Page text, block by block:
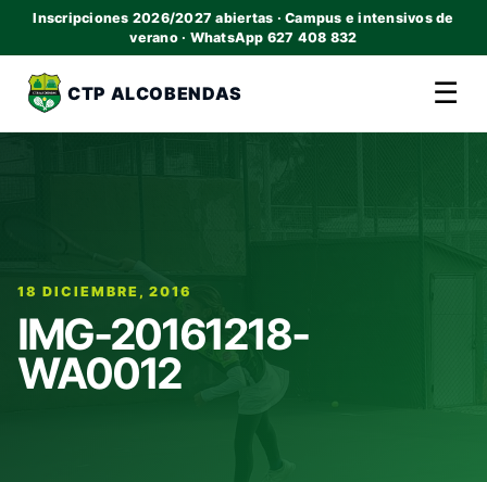
Inscripciones 2026/2027 abiertas · Campus e intensivos de
verano · WhatsApp 627 408 832
CTP ALCOBENDAS ☰
18 DICIEMBRE, 2016
IMG-20161218-
WA0012